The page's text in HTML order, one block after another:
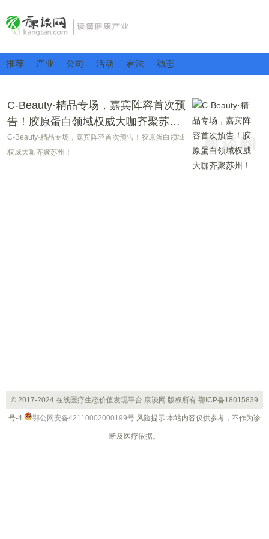
推荐 产业 公司 活动 看法 动态
C-Beauty·精品专场，嘉宾阵容首次预
告！胶原蛋白领域权威大咖齐聚苏
州！
C-Beauty·精品专场，嘉宾阵容首次预告！胶原蛋白领域
权威大咖齐聚苏州！
© 2017-2024 在线医疗生态价值发现平台 康谈网 版权所有 鄂ICP备18015839
号-4 鄂公网安备42110002000199号 风险提示:本站内容仅供参考，不作为诊
断及医疗依据。